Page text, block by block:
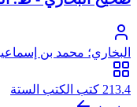
البخاري؛ محمد بن
213.4 كتب الكتب الستة